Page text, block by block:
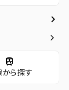
keyboard_arrow_right
keyboard_arrow_right
train
ら探す
クリート)
目』から徒歩7